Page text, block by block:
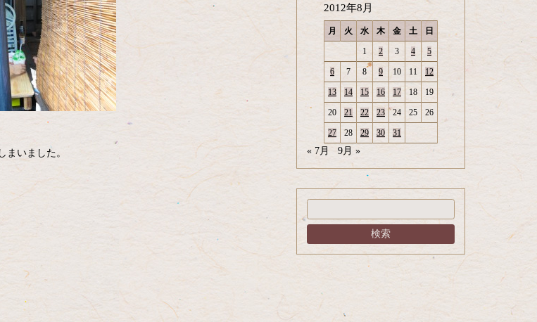
2012年8月
月 火 水 木 金 土 日
1 2 3 4 5
6 7 8 9 10 11 12
13 14 15 16 17 18 19
20 21 22 23 24 25 26
27 28 29 30 31
« 7月 9月 »
まいました。